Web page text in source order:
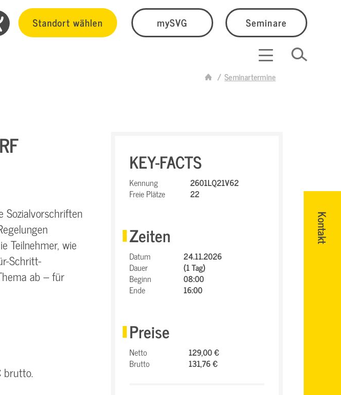
Standort wählen mySVG Seminare
Seminartermine
Kontakt
Sozialvorschriften
Teilnehmer, wie
Schritt-
ab – für
brutto.
KEY-FACTS
Kennung
2601LQ21V62
Freie Plätze
22
Zeiten
Datum
24.11.2026
Dauer
(1 Tag)
Beginn
08:00
Ende
16:00
Preise
Netto
129,00 €
Brutto
131,76 €